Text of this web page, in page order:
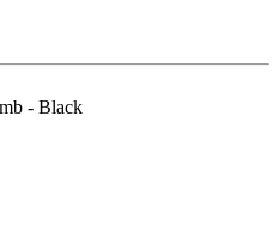
- Black